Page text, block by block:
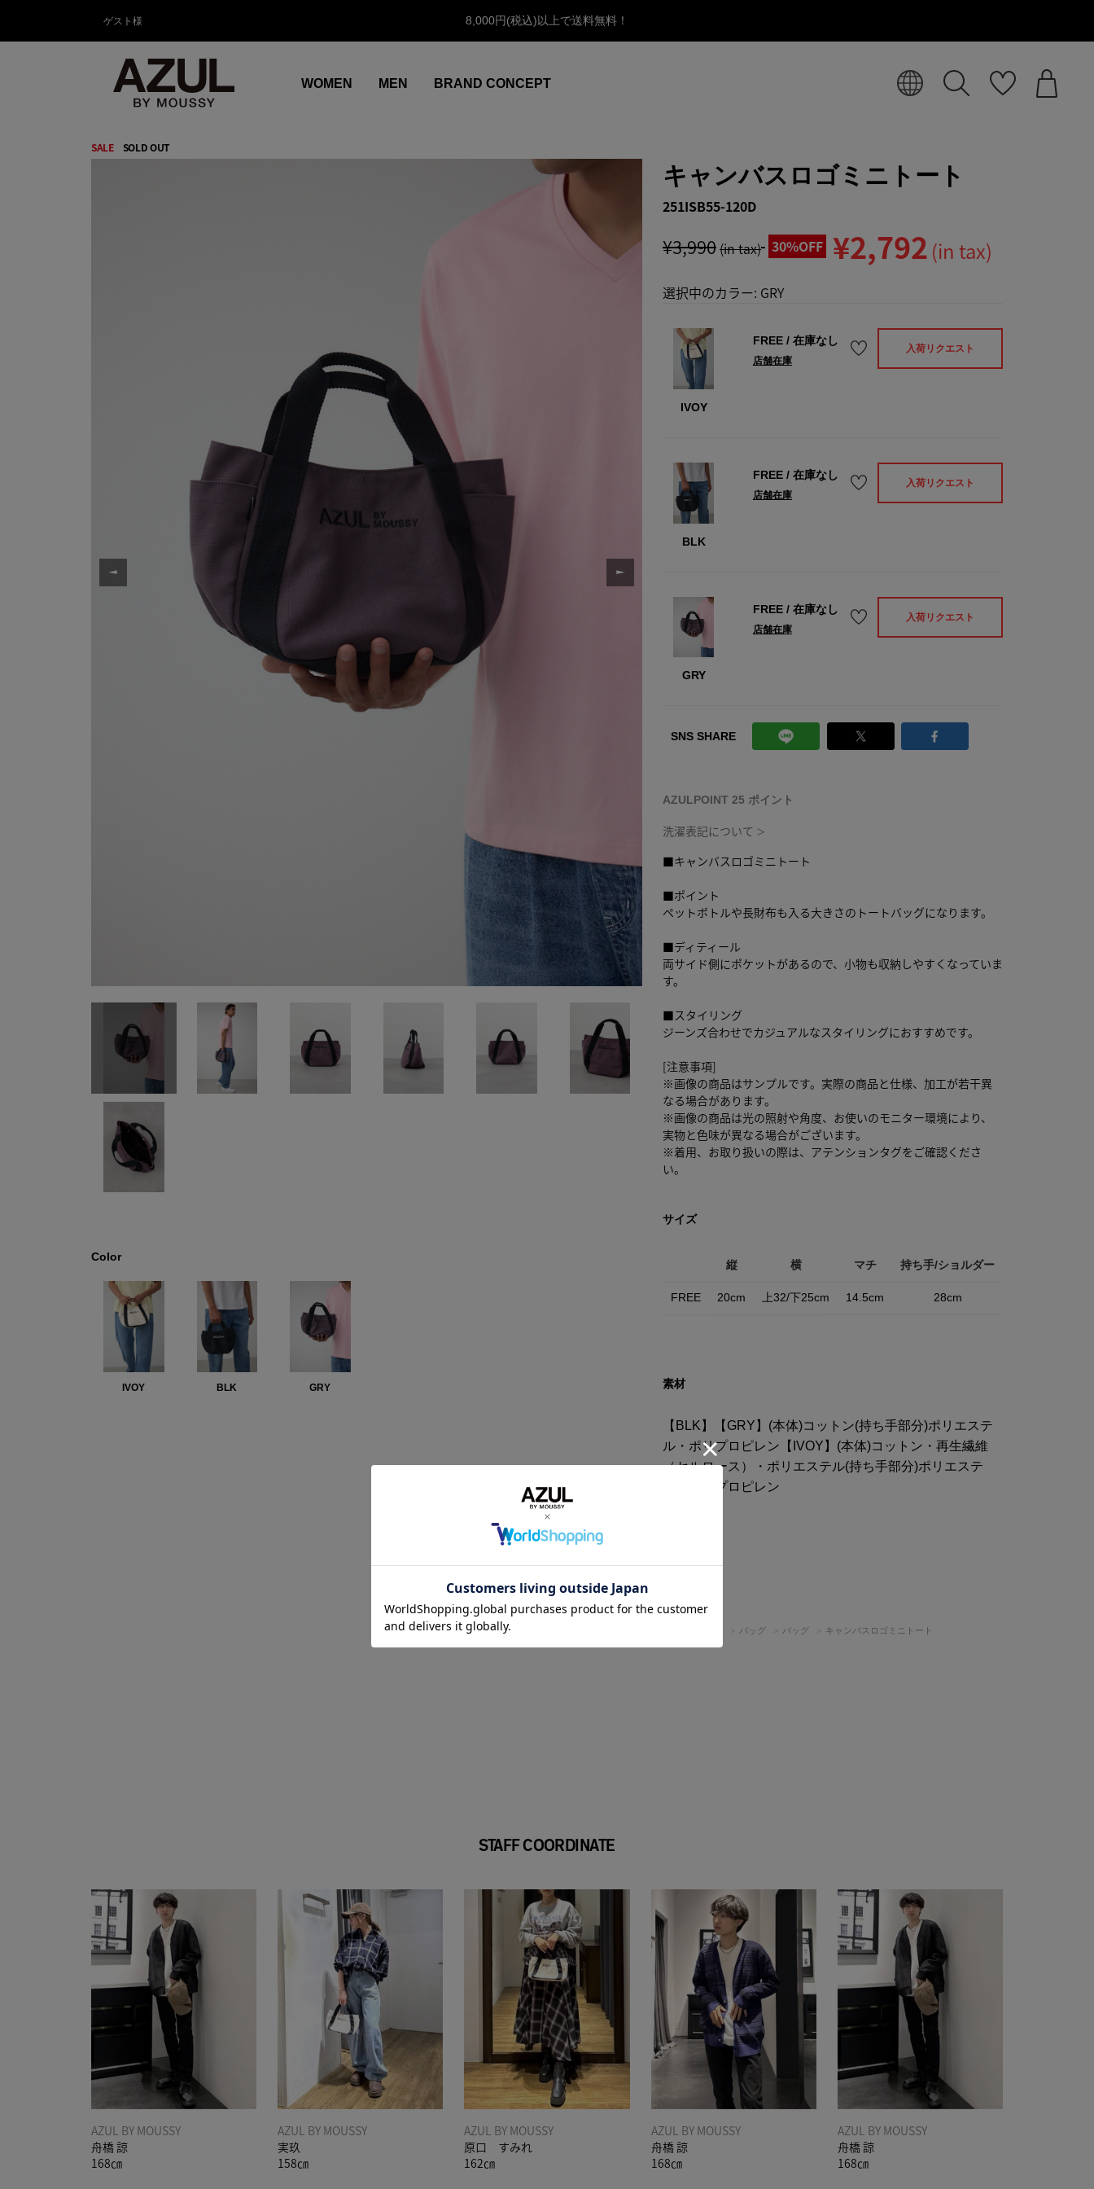
ゲスト様 8,000円(税込)以上で送料無料！
WOMEN MEN BRAND CONCEPT
SALE SOLD OUT
Color
IVOY BLK GRY
キャンバスロゴミニトート
251ISB55-120D
¥3,990(in tax) 30%OFF ¥2,792 (in tax)
選択中のカラー: GRY
IVOY
FREE/ 在庫なし
店舗在庫
入荷リクエスト
BLK
FREE/ 在庫なし
店舗在庫
入荷リクエスト
GRY
FREE/ 在庫なし
店舗在庫
入荷リクエスト
SNS SHARE
AZULPOINT 25 ポイント
洗濯表記について ＞
■キャンバスロゴミニトート
■ポイント
ペットボトルや長財布も入る大きさのトートバッグになります。
■ディティール
両サイド側にポケットがあるので、小物も収納しやすくなっていま
す。
■スタイリング
ジーンズ合わせでカジュアルなスタイリングにおすすめです。
[注意事項]
※画像の商品はサンプルです。実際の商品と仕様、加工が若干異
なる場合があります。
※画像の商品は光の照射や角度、お使いのモニター環境により、
実物と色味が異なる場合がございます。
※着用、お取り扱いの際は、アテンションタグをご確認くださ
い。
サイズ
縦 横 マチ 持ち手/ショルダー
FREE 20cm 上32/下25cm 14.5cm 28cm
素材
【BLK】【GRY】(本体)コットン(持ち手部分)ポリエステ
ル・ポリプロピレン【IVOY】(本体)コットン・再生繊維
（セルロース）・ポリエステル(持ち手部分)ポリエステ
ル・ポリプロピレン
バッグ バッグ キャンバスロゴミニトート
STAFF COORDINATE
AZUL BY MOUSSY
舟橋 諒
168㎝
AZUL BY MOUSSY
実玖
158㎝
AZUL BY MOUSSY
原口 すみれ
162㎝
AZUL BY MOUSSY
舟橋 諒
168㎝
AZUL BY MOUSSY
舟橋 諒
168㎝